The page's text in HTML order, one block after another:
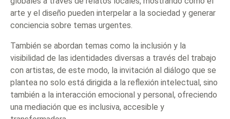
arte y el diseño pueden interpelar a la sociedad y generar
conciencia sobre temas urgentes.
También se abordan temas como la inclusión y la
visibilidad de las identidades diversas a través del trabajo
con artistas, de este modo, la invitación al diálogo que se
plantea no solo está dirigida a la reflexión intelectual, sino
también a la interacción emocional y personal, ofreciendo
una mediación que es inclusiva, accesible y